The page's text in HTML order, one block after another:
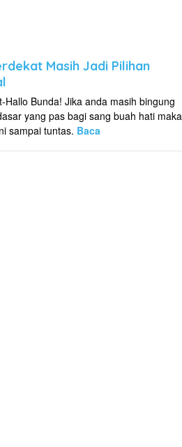
Masih Jadi Pilihan
Hallo Bunda! Jika anda masih bingung
yang pas bagi sang buah hati maka
sampai tuntas. Baca